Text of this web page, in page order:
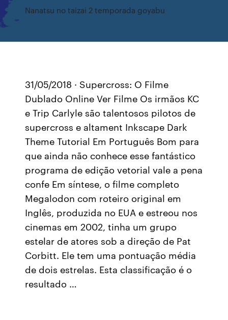
Nanatsu no taizai 2 temporada goyabu
31/05/2018 · Supercross: O Filme
Dublado Online Ver Filme Os irmãos KC
e Trip Carlyle são talentosos pilotos de
supercross e altament Inkscape Dark
Theme Tutorial Em Português Bom para
que ainda não conhece esse fantástico
programa de edição vetorial vale a pena
confe Em síntese, o filme completo
Megalodon com roteiro original em
Inglês, produzida no EUA e estreou nos
cinemas em 2002, tinha um grupo
estelar de atores sob a direção de Pat
Corbitt. Ele tem uma pontuação média
de dois estrelas. Esta classificação é o
resultado …